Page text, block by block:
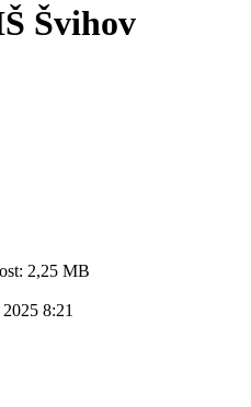
Švihov
2,25 MB
8:21